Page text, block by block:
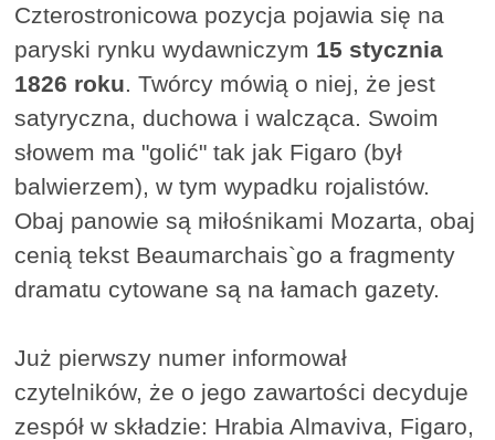
Czterostronicowa pozycja pojawia się na
paryski rynku wydawniczym 15 stycznia
1826 roku. Twórcy mówią o niej, że jest
satyryczna, duchowa i walcząca. Swoim
słowem ma "golić" tak jak Figaro (był
balwierzem), w tym wypadku rojalistów.
Obaj panowie są miłośnikami Mozarta, obaj
cenią tekst Beaumarchais`go a fragmenty
dramatu cytowane są na łamach gazety.
Już pierwszy numer informował
czytelników, że o jego zawartości decyduje
zespół w składzie: Hrabia Almaviva, Figaro,